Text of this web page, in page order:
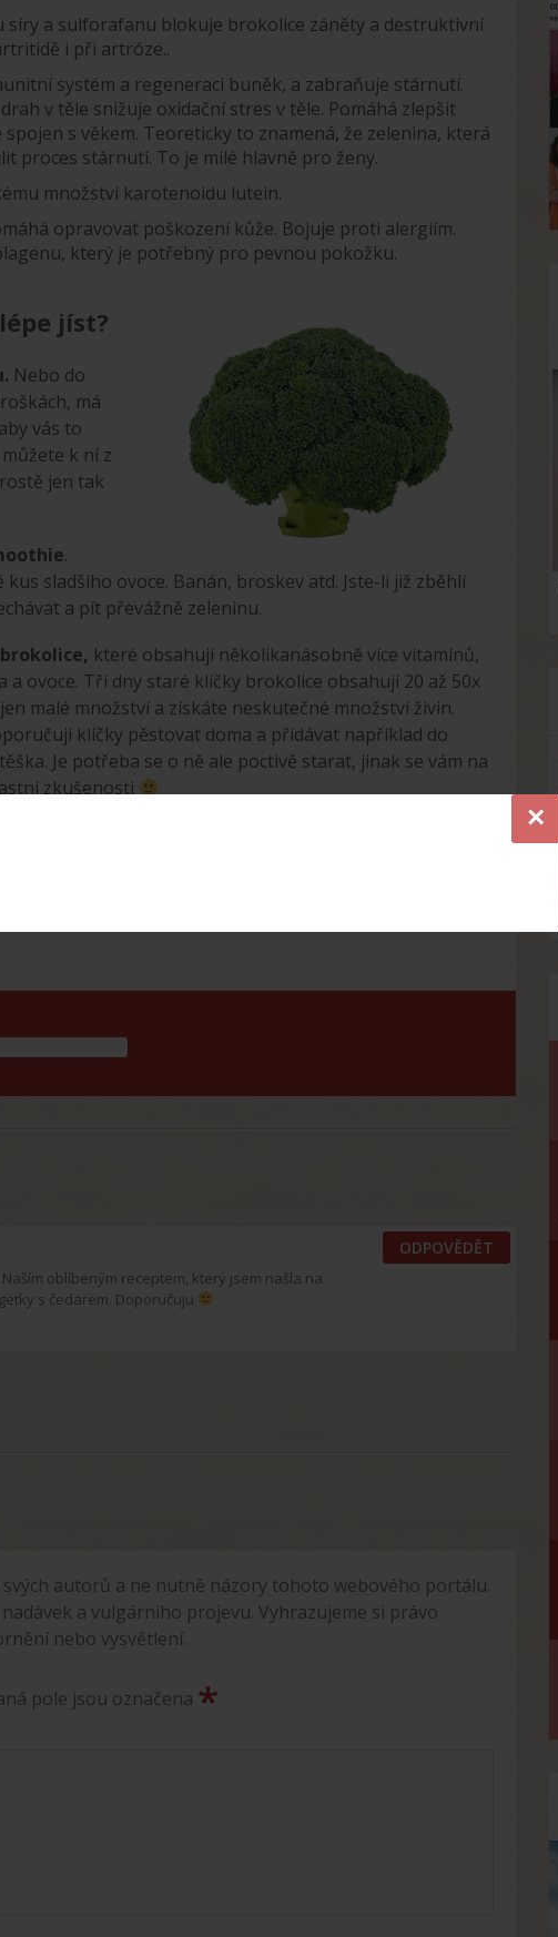
×
síry a sulforafanu blokuje brokolice záněty a destruktivní
i při artróze..
systém a regeneraci buněk, a zabraňuje stárnutí.
v těle snižuje oxidační stres v těle. Pomáhá zlepšit
s věkem. Teoreticky to znamená, že zelenina, která
proces stárnutí. To je milé hlavně pro ženy.
množství karotenoidu lutein.
opravovat poškození kůže. Bojuje proti alergiím.
který je potřebný pro pevnou pokožku.
jíst?
Nebo do
má
vás to
k ní z
jen tak
.
sladšího ovoce. Banán, broskev atd. Jste-li již zběhlí
a pít převážně zeleninu.
které obsahují několikanásobně více vitamínů,
ovoce. Tři dny staré klíčky brokolice obsahují 20 až 50x
malé množství a získáte neskutečné množství živin.
klíčky pěstovat doma a přidávat například do
Je potřeba se o ně ale poctivě starat, jinak se vám na
zkušenosti
ODPOVĚDĚT
oblíbeným receptem, který jsem našla na
s čedarem. Doporučuju
autorů a ne nutně názory tohoto webového portálu.
a vulgárního projevu. Vyhrazujeme si právo
nebo vysvětlení.
pole jsou označena *